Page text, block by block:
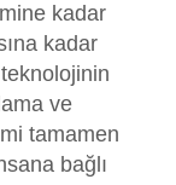
kadar
kadar
ve
tamamen
bağlı